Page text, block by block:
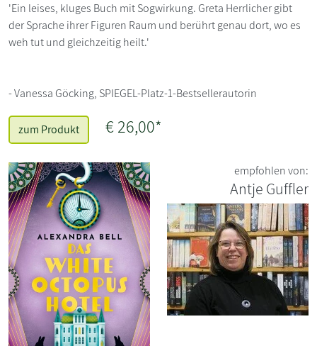
'Ein leises, kluges Buch mit Sogwirkung. Greta Herrlicher gibt
der Sprache ihrer Figuren Raum und berührt genau dort, wo es
weh tut und gleichzeitig heilt.'
- Vanessa Göcking, SPIEGEL-Platz-1-Bestsellerautorin
zum Produkt € 26,00*
empfohlen von:
Antje Guffler